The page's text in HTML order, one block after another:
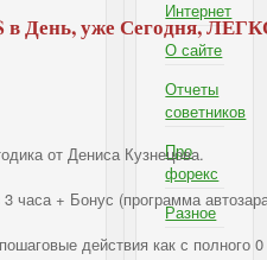
в День, уже Сегодня,
от Дениса Кузнецова.
часа + Бонус (программа
действия как с полного
Интернет
О сайте
Отчеты
советников
Про
форекс
Разное